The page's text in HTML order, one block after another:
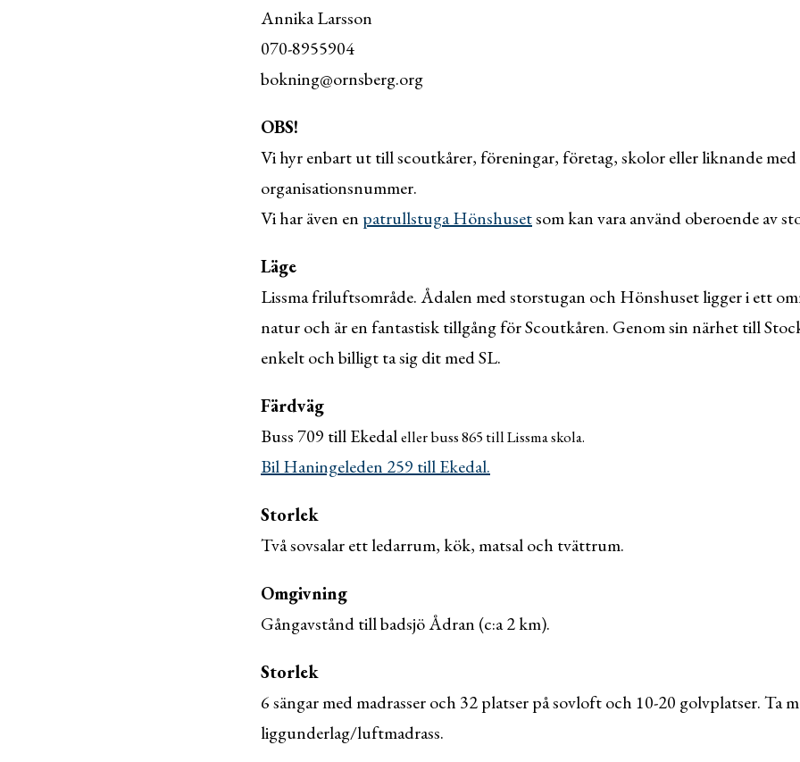
Annika Larsson
070-8955904
bokning@ornsberg.org
OBS!
Vi hyr enbart ut till scoutkårer, föreningar, företag, skolor eller liknande med
organisationsnummer.
Vi har även en patrullstuga Hönshusetsom kan vara använd oberoende av
Läge
Lissma friluftsområde. Ådalen med storstugan och Hönshuset ligger i ett
natur och är en fantastisk tillgång för Scoutkåren. Genom sin närhet till
enkelt och billigt ta sig dit med SL.
Färdväg
Buss 709 till Ekedaleller buss 865 till Lissma skola.
Bil Haningeleden 259 till Ekedal.
Storlek
Två sovsalar ett ledarrum, kök, matsal och tvättrum.
Omgivning
Gångavstånd till badsjö Ådran (c:a 2 km).
Storlek
6 sängar med madrasser och 32 platser på sovloft och 10-20 golvplatser. Ta
liggunderlag/luftmadrass.